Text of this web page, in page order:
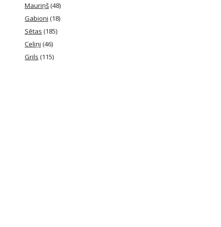
Mauriņš(48)
Gabioni (18)
Sētas (185)
Celiņi (46)
Grils (115)